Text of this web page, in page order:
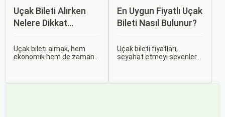
Uçak Bileti Alırken
Nelere Dikkat
Uçak bileti almak, hem
ekonomik hem de zaman
En Uygun Fiyatlı Uçak
Bileti Nasıl Bulunur?
Uçak bileti fiyatları,
seyahat etmeyi sevenler